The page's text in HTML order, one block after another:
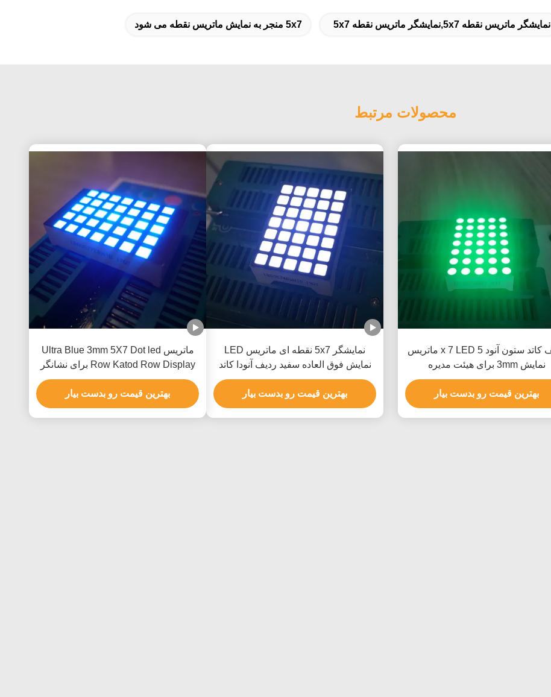
نمایشگر ماتریس نقطه 5x7,نمایشگر ماتریس نقطه 5x7 5x7 منجر به نمایش ماتریس نقطه می شود
محصولات مرتبط
ردیف کاتد ستون آنود 5 x 7 LED ماتریس
نمایش 3mm برای هیئت مدیره
بهترین قیمت رو بدست بیار
نمایشگر 5x7 نقطه ای ماتریس LED
نمایش فوق العاده سفید ردیف آنودا کاتد
ستون برای نشانگر ارتقاء
بهترین قیمت رو بدست بیار
ماتریس Ultra Blue 3mm 5X7 Dot led
Row Katod Row Display برای نشانگر
موقعیت آسانسور
بهترین قیمت رو بدست بیار